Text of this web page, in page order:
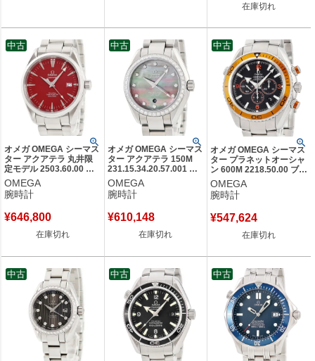
在庫切れ
オメガ OMEGA シーマス
ター アクアテラ 丸井限
定モデル 2503.60.00 レ
ッド 赤 デイト シースル
ーバック メンズ 腕時計
自動巻き レッド 【中
OMEGA
腕時計
¥646,800
在庫切れ
中古
オメガ OMEGA シーマス
ター アクアテラ 150M
231.15.34.20.57.001 純
正ダイヤ グレー シェル
レディース 腕時計自動巻
き グレー 【中古】
OMEGA
腕時計
¥610,148
在庫切れ
中古
オメガ OMEGA シーマス
ター プラネットオーシャ
ン 600M 2218.50.00 ブラ
ック オレンジ スモールセ
コンド メンズ 腕時計自動
巻き ブラック 【中古】
OMEGA
腕時計
¥547,624
在庫切れ
中古
中古 中古 中古